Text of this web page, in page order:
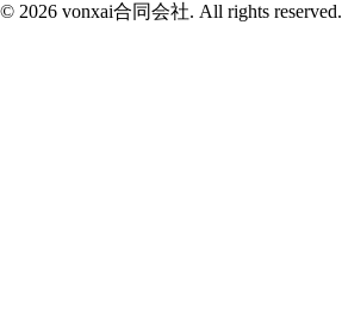
© 2026 vonxai合同会社. All rights reserved.